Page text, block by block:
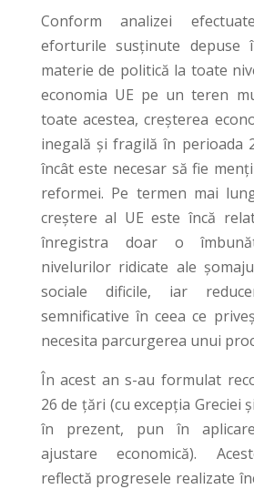
Conform analizei
eforturile susținute
materie de politică la toate
economia UE pe un teren
toate acestea, creșterea
inegală și fragilă în perioada
încât este necesar să fie
reformei. Pe termen mai
creștere al UE este încă
înregistra doar o
nivelurilor ridicate ale
sociale dificile, iar
semnificative în ceea ce
necesita parcurgerea unui
În acest an s-au formulat
26 de țări (cu excepția Greciei
în prezent, pun în
ajustare economică).
reflectă progresele realizate